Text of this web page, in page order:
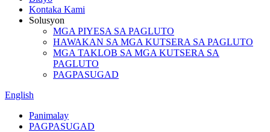
Kontaka Kami
Solusyon
MGA PIYESA SA PAGLUTO
HAWAKAN SA MGA KUTSERA SA PAGLUTO
MGA TAKLOB SA MGA KUTSERA SA
PAGLUTO
PAGPASUGAD
English
Panimalay
PAGPASUGAD